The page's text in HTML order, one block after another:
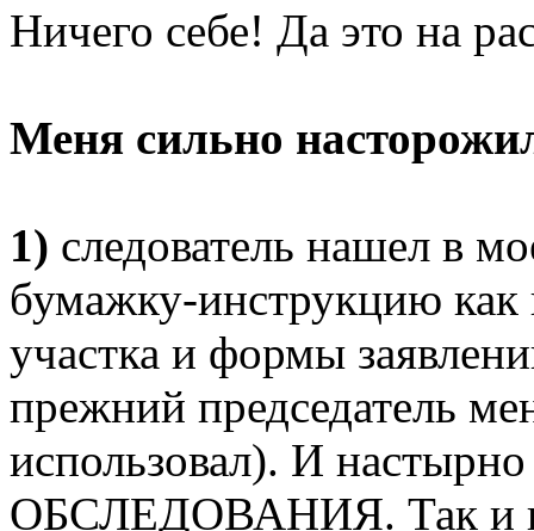
Ничего себе! Да это на
Меня сильно
1) следователь нашел в
бумажку-инструкцию как
участка и формы
прежний председатель
использовал). И
ОБСЛЕДОВАНИЯ. Так и